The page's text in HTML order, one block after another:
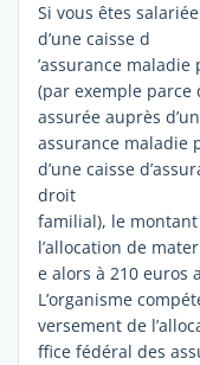
Si vous êtes
d’une caisse d
’assurance
(par exemple parce
assurée auprès
assurance maladie
d’une caisse
droit
familial), le
l’allocation de
e alors à 210 euros
L’organisme
versement de
ffice fédéral des